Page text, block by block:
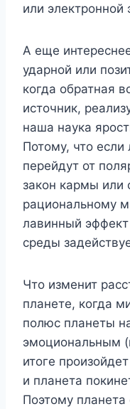
или электронной
А еще
ударной или
когда обратная
источник,
наша наука
Потому, что если
перейдут от
закон кармы или
рациональному
лавинный эффект
среды
Что изменит
планете, когда
полюс планеты
эмоциональным
итоге
и планета
Поэтому